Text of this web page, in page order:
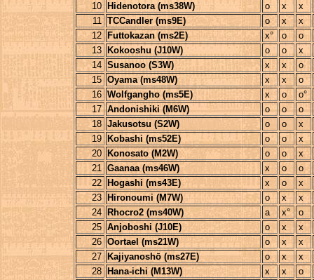
10
Hidenotora (ms38W) o x
x
11 TCCandler (ms9E) o x
x
12
Futtokazan (ms2E) x° o
o
13
Kokooshu (J10W) o o
x
14 Susanoo (S3W) x x
o
15 Oyama (ms48W) x x
o
16 Wolfgangho (ms5E) x o
o°
17 Andonishiki (M6W) o o
o
18 Jakusotsu (S2W) o o
x
19
Kobashi (ms52E) o o
x
20
Konosato (M2W) o o
x
21 Gaanaa (ms46W) x o
o
22
Hogashi (ms43E) x o
x
23
Hironoumi (M7W) o x
x
24
Rhocro2 (ms40W) a x°
o
25 Anjoboshi (J10E) o x
x
26 Oortael (ms21W) o x
x
27
Kajiyanoshō (ms27E) o x
x
28
Hana-ichi (M13W) x x
o